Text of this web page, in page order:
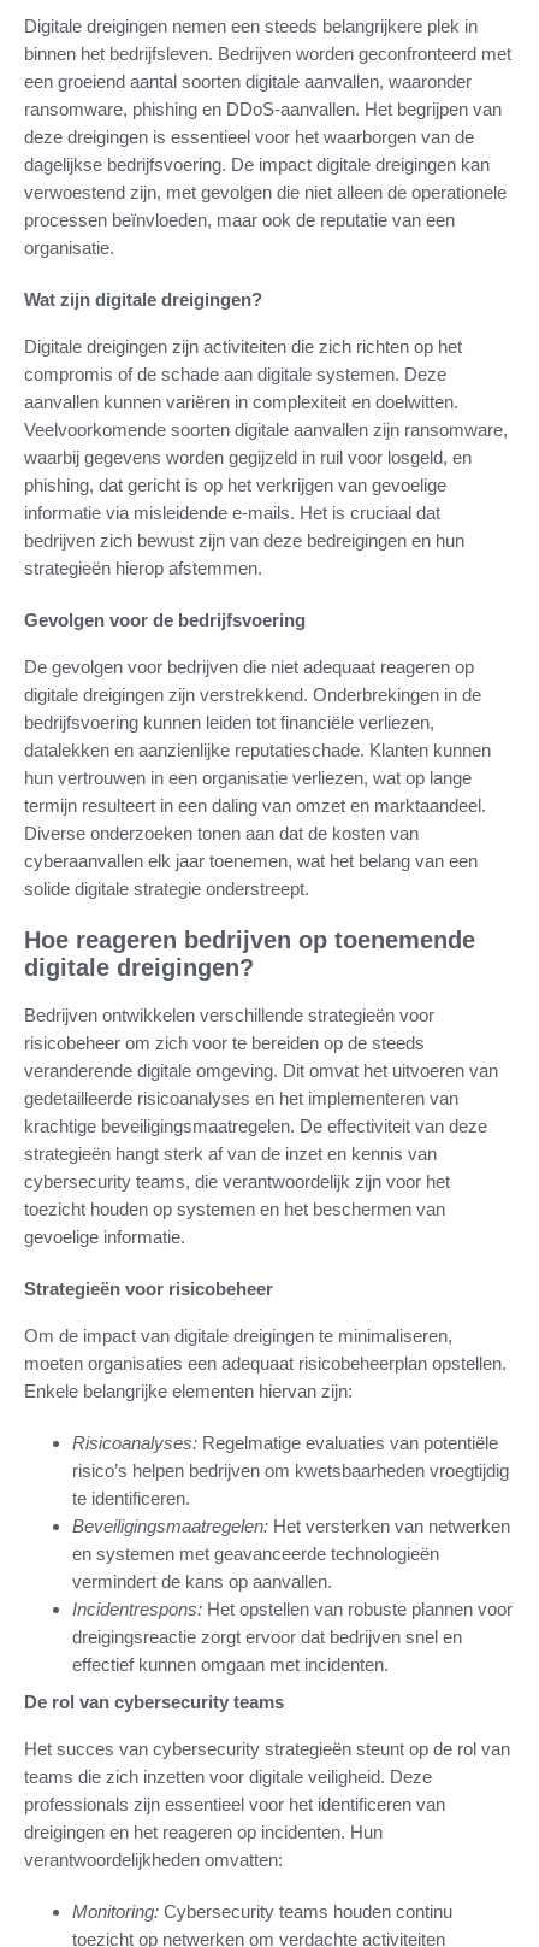
Digitale dreigingen nemen een steeds belangrijkere plek in
binnen het bedrijfsleven. Bedrijven worden geconfronteerd met
een groeiend aantal soorten digitale aanvallen, waaronder
ransomware, phishing en DDoS-aanvallen. Het begrijpen van
deze dreigingen is essentieel voor het waarborgen van de
dagelijkse bedrijfsvoering. De impact digitale dreigingen kan
verwoestend zijn, met gevolgen die niet alleen de operationele
processen beïnvloeden, maar ook de reputatie van een
organisatie.
Wat zijn digitale dreigingen?
Digitale dreigingen zijn activiteiten die zich richten op het
compromis of de schade aan digitale systemen. Deze
aanvallen kunnen variëren in complexiteit en doelwitten.
Veelvoorkomende soorten digitale aanvallen zijn ransomware,
waarbij gegevens worden gegijzeld in ruil voor losgeld, en
phishing, dat gericht is op het verkrijgen van gevoelige
informatie via misleidende e-mails. Het is cruciaal dat
bedrijven zich bewust zijn van deze bedreigingen en hun
strategieën hierop afstemmen.
Gevolgen voor de bedrijfsvoering
De gevolgen voor bedrijven die niet adequaat reageren op
digitale dreigingen zijn verstrekkend. Onderbrekingen in de
bedrijfsvoering kunnen leiden tot financiële verliezen,
datalekken en aanzienlijke reputatieschade. Klanten kunnen
hun vertrouwen in een organisatie verliezen, wat op lange
termijn resulteert in een daling van omzet en marktaandeel.
Diverse onderzoeken tonen aan dat de kosten van
cyberaanvallen elk jaar toenemen, wat het belang van een
solide digitale strategie onderstreept.
Hoe reageren bedrijven op toenemende
digitale dreigingen?
Bedrijven ontwikkelen verschillende strategieën voor
risicobeheer om zich voor te bereiden op de steeds
veranderende digitale omgeving. Dit omvat het uitvoeren van
gedetailleerde risicoanalyses en het implementeren van
krachtige beveiligingsmaatregelen. De effectiviteit van deze
strategieën hangt sterk af van de inzet en kennis van
cybersecurity teams, die verantwoordelijk zijn voor het
toezicht houden op systemen en het beschermen van
gevoelige informatie.
Strategieën voor risicobeheer
Om de impact van digitale dreigingen te minimaliseren,
moeten organisaties een adequaat risicobeheerplan opstellen.
Enkele belangrijke elementen hiervan zijn:
Risicoanalyses: Regelmatige evaluaties van potentiële
risico’s helpen bedrijven om kwetsbaarheden vroegtijdig
te identificeren.
Beveiligingsmaatregelen: Het versterken van netwerken
en systemen met geavanceerde technologieën
vermindert de kans op aanvallen.
Incidentrespons: Het opstellen van robuste plannen voor
dreigingsreactie zorgt ervoor dat bedrijven snel en
effectief kunnen omgaan met incidenten.
De rol van cybersecurity teams
Het succes van cybersecurity strategieën steunt op de rol van
teams die zich inzetten voor digitale veiligheid. Deze
professionals zijn essentieel voor het identificeren van
dreigingen en het reageren op incidenten. Hun
verantwoordelijkheden omvatten:
Monitoring: Cybersecurity teams houden continu
toezicht op netwerken om verdachte activiteiten